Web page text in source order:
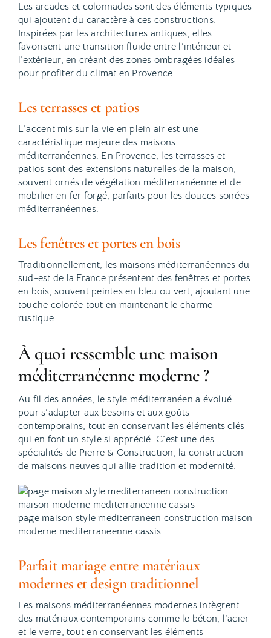
Les arcades et colonnades sont des éléments typiques
qui ajoutent du caractère à ces constructions.
Inspirées par les architectures antiques, elles
favorisent une transition fluide entre l’intérieur et
l’extérieur, en créant des zones ombragées idéales
pour profiter du climat en Provence.
Les terrasses et patios
L’accent mis sur la vie en plein air est une
caractéristique majeure des maisons
méditerranéennes. En Provence, les terrasses et
patios sont des extensions naturelles de la maison,
souvent ornés de végétation méditerranéenne et de
mobilier en fer forgé, parfaits pour les douces soirées
méditerranéennes.
Les fenêtres et portes en bois
Traditionnellement, les maisons méditerranéennes du
sud-est de la France présentent des fenêtres et portes
en bois, souvent peintes en bleu ou vert, ajoutant une
touche colorée tout en maintenant le charme
rustique.
À quoi ressemble une maison
méditerranéenne moderne ?
Au fil des années, le style méditerranéen a évolué
pour s’adapter aux besoins et aux goûts
contemporains, tout en conservant les éléments clés
qui en font un style si apprécié. C’est une des
spécialités de Pierre & Construction, la construction
de maisons neuves qui allie tradition et modernité.
page maison style mediterraneen construction maison
moderne mediterraneenne cassis
Parfait mariage entre matériaux
modernes et design traditionnel
Les maisons méditerranéennes modernes intègrent
des matériaux contemporains comme le béton, l’acier
et le verre, tout en conservant les éléments